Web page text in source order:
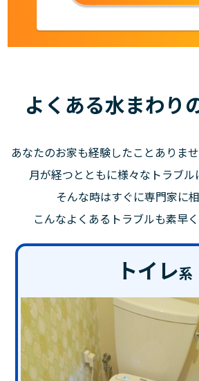
よくある水まわり
あなたのお家も経験したことありま
月が経つとともに様々なトラブル
そんな時はすぐに専門家に
こんなよくあるトラブルも素早
トイレ系